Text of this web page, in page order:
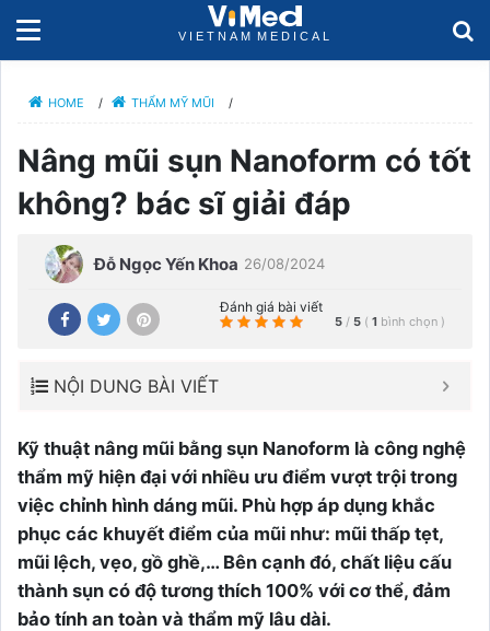
HOME / THẨM MỸ MŨI /
Nâng mũi sụn Nanoform có tốt
không? bác sĩ giải đáp
Đỗ Ngọc Yến Khoa 26/08/2024
Đánh giá bài viết
5 / 5 ( 1 bình chọn )
NỘI DUNG BÀI VIẾT
Kỹ thuật nâng mũi bằng sụn Nanoform là công nghệ
thẩm mỹ hiện đại với nhiều ưu điểm vượt trội trong
việc chỉnh hình dáng mũi. Phù hợp áp dụng khắc
phục các khuyết điểm của mũi như: mũi thấp tẹt,
mũi lệch, vẹo, gồ ghề,… Bên cạnh đó, chất liệu cấu
thành sụn có độ tương thích 100% với cơ thể, đảm
bảo tính an toàn và thẩm mỹ lâu dài.